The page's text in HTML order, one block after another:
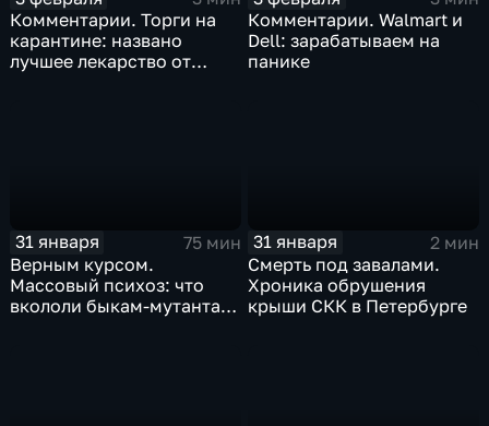
Комментарии. Торги на
карантине: названо
лучшее лекарство от
Комментарии. Walmart и
Dell: зарабатываем на
панике
31 января
75 мин
Верным курсом.
Массовый психоз: что
вкололи быкам-мутантам,
31 января
2 мин
Смерть под завалами.
Хроника обрушения
крыши СКК в Петербурге